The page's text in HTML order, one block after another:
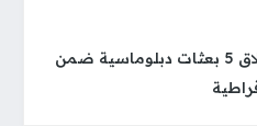
الولايات المتحدة تخطط لإغلاق 5 بعثات دبلوماسية ضمن